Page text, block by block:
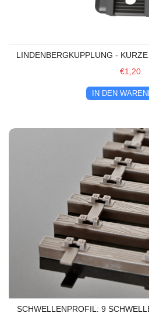
LINDENBERGKUPPLUNG -
€1,20
IN DEN
Schwellenprofil: 9 Schwellen 24 cm
SCHWELLENPROFIL: 9